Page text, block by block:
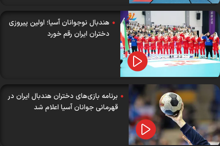
هندبال نوجوانان آسیا؛ اولین پیروزی
دختران ایران رقم خورد
برنامه بازی‌های دختران هندبال ایران در
قهرمانی جوانان آسیا اعلام شد